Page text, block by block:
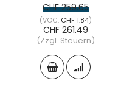
CHF 259.65
CHF 1.84
CHF 261.49
(Zzgl. Steuern)